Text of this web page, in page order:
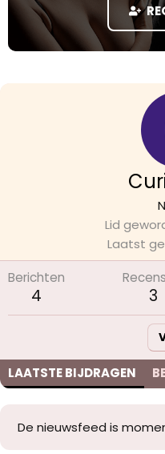
Lid
Laatst
Berichten
4 3
LAATSTE BIJDRAGEN
De nieuwsfeed is